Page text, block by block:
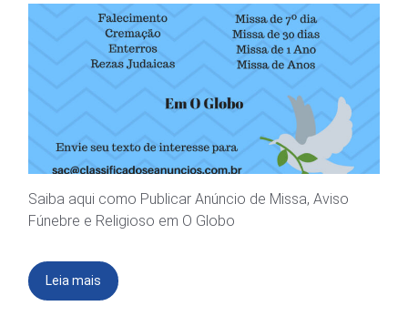
Saiba aqui como Publicar Anúncio de Missa, Aviso
Fúnebre e Religioso em O Globo
Leia mais